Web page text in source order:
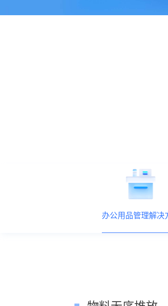
办公用品管理解决